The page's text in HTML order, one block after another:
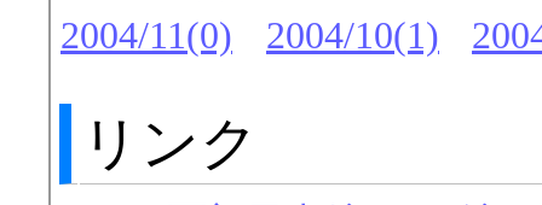
2004/11(0)
2004/10(1)
リンク